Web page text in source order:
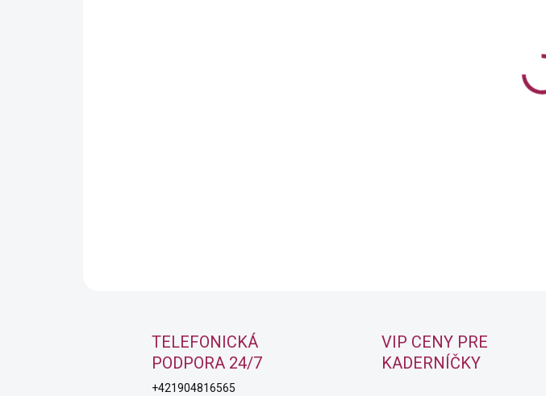
TELEFONICKÁ
PODPORA 24/7
+421904816565
VIP CENY PRE
KADERNÍČKY